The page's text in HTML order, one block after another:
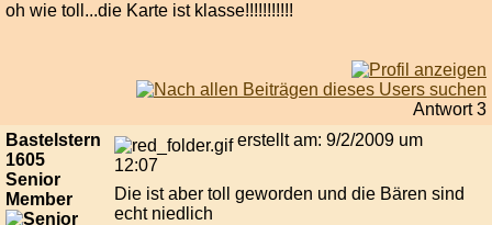
oh wie toll...die Karte ist klasse!!!!!!!!!!!
Antwort 3
Bastelstern
1605
Senior
Member
erstellt am: 9/2/2009 um
12:07
Die ist aber toll geworden und die Bären sind
echt niedlich